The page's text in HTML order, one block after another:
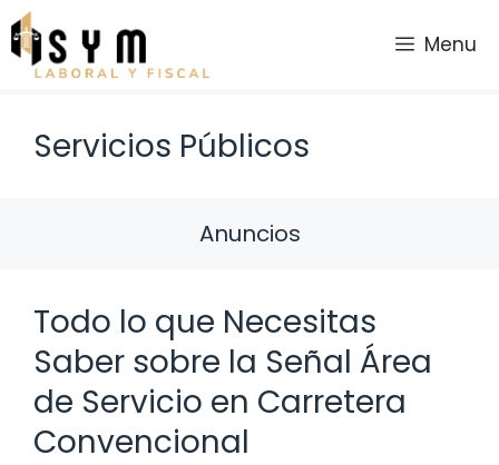
Saltar
al
contenido
Menu
Servicios Públicos
Anuncios
Todo lo que Necesitas
Saber sobre la Señal Área
de Servicio en Carretera
Convencional